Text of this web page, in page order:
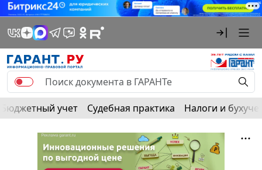
Бюджетный учет Судебная практика Налоги и